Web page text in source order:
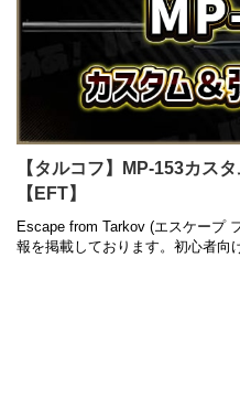
【タルコフ】MP-153カス
【EFT】
Escape from Tarkov (エスケープ
報を掲載しております。初心者向